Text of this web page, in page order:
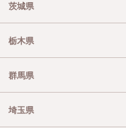
茨城県
栃木県
群馬県
埼玉県